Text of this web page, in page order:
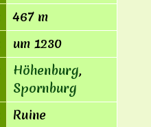
467 m
um 1230
Höhenburg,
Spornburg
Ruine